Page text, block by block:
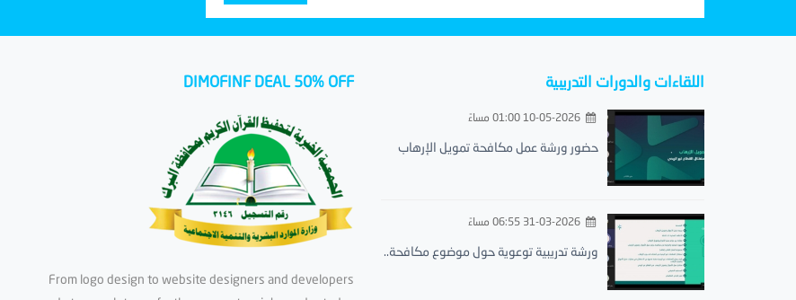
اللقاءات والدورات التدريبية
حضور ورشة عمل مكافحة تمويل الإرهاب
ورشة تدريبية توعوية حول موضوع مكافحة..
DIMOFINF DEAL 50% OFF
From logo design to website designers and developers